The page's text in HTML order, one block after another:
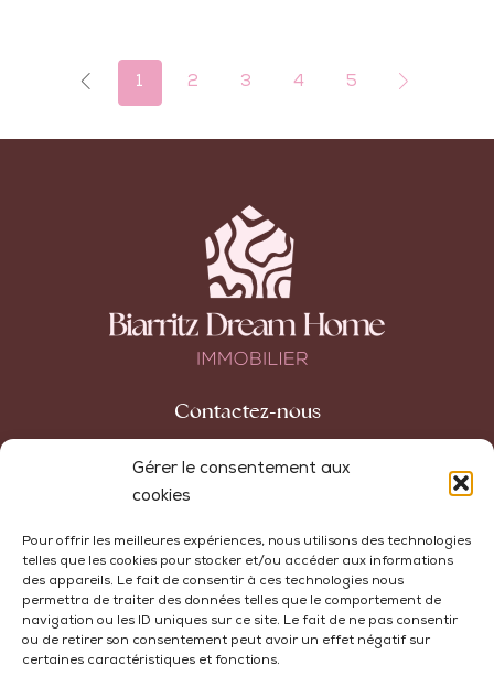
Gérer le consentement aux
cookies
Pour offrir les meilleures expériences, nous utilisons des technologies
telles que les cookies pour stocker et/ou accéder aux informations
des appareils. Le fait de consentir à ces technologies nous
permettra de traiter des données telles que le comportement de
navigation ou les ID uniques sur ce site. Le fait de ne pas consentir
ou de retirer son consentement peut avoir un effet négatif sur
certaines caractéristiques et fonctions.
1 2 3 4 5
Contactez-nous
42 avenue Carnot
agence@biarritzdreamhome.com